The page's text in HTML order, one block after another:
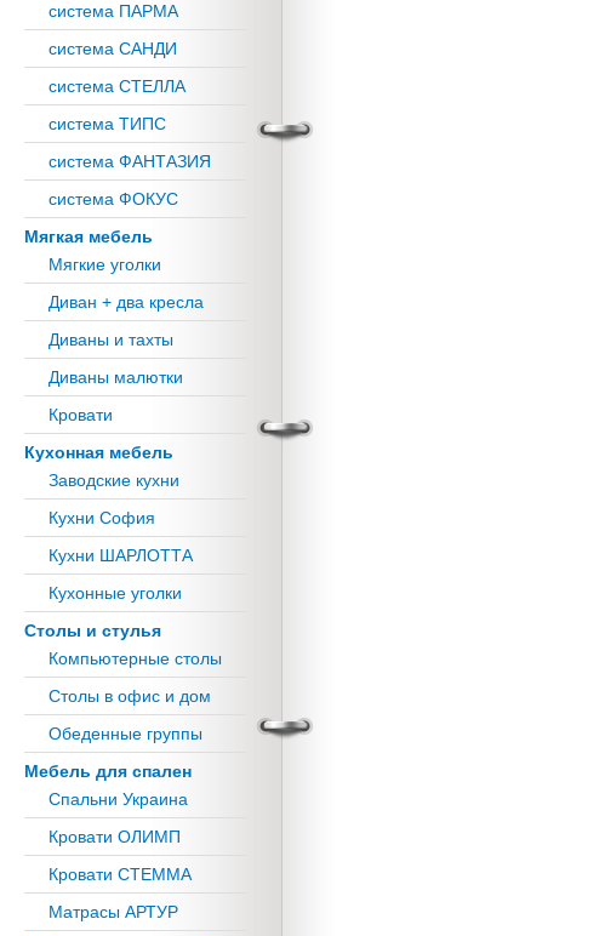
система ПАРМА
система САНДИ
система СТЕЛЛА
система ТИПС
система ФАНТАЗИЯ
система ФОКУС
Мягкая мебель
Мягкие уголки
Диван + два кресла
Диваны и тахты
Диваны малютки
Кровати
Кухонная мебель
Заводские кухни
Кухни София
Кухни ШАРЛОТТА
Кухонные уголки
Столы и стулья
Компьютерные столы
Столы в офис и дом
Обеденные группы
Мебель для спален
Спальни Украина
Кровати ОЛИМП
Кровати СТЕММА
Матрасы АРТУР